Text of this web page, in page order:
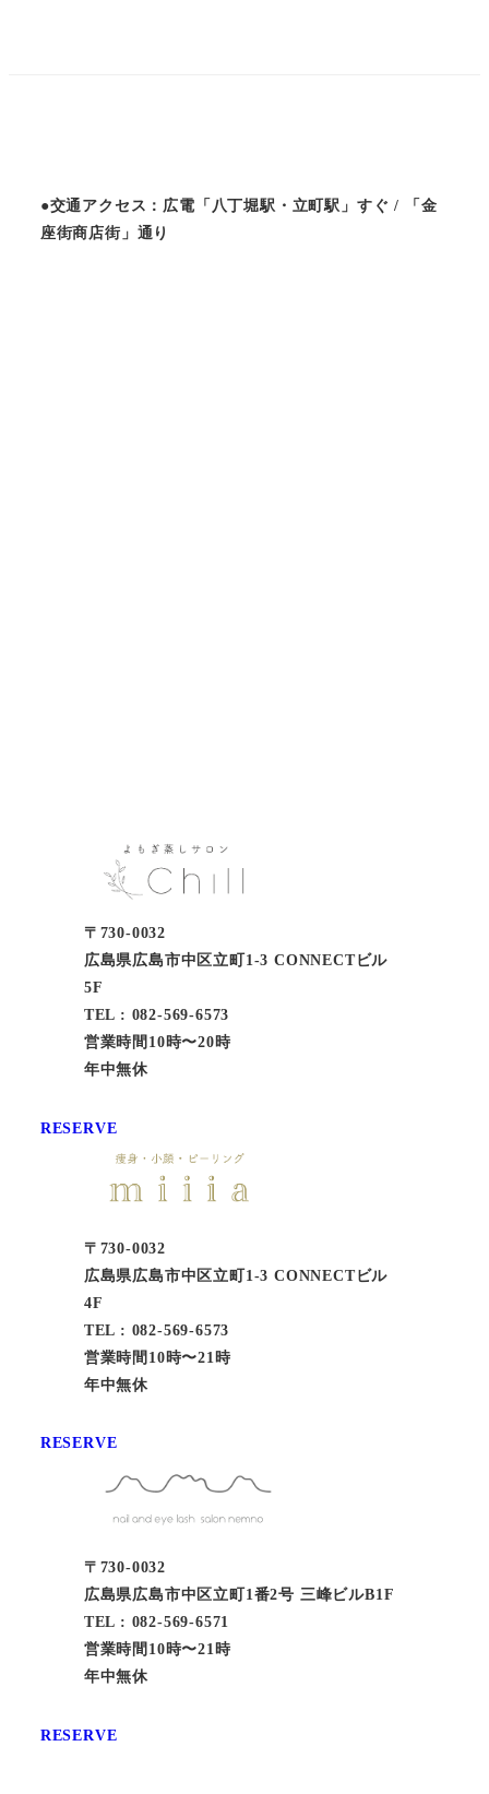
●交通アクセス：広電「八丁堀駅・立町駅」すぐ / 「金
座街商店街」通り
〒730-0032
広島県広島市中区立町1-3 CONNECTビル
5F
TEL : 082-569-6573
営業時間10時〜20時
年中無休
RESERVE
〒730-0032
広島県広島市中区立町1-3 CONNECTビル
4F
TEL : 082-569-6573
営業時間10時〜21時
年中無休
RESERVE
〒730-0032
広島県広島市中区立町1番2号 三峰ビルB1F
TEL : 082-569-6571
営業時間10時〜21時
年中無休
RESERVE